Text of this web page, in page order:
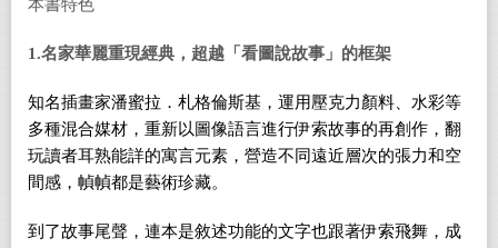
本書特色
1.名家華麗重現經典，超越「看圖說故事」的框架
知名插畫家潘蜜拉．札格倫斯基，運用壓克力顏料、水彩等
多種混合媒材，重新以圖像語言進行伊索故事的再創作，翻
玩讀者耳熟能詳的寓言元素，營造不同遠近層次的張力和空
間感，幀幀都是藝術珍藏。
到了故事尾聲，連本是敘述功能的文字也跟著伊索飛舞，成